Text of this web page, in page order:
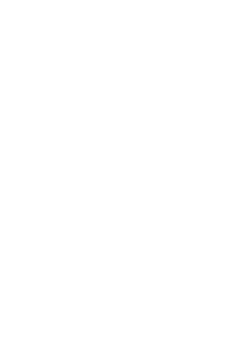
RED CORRECT